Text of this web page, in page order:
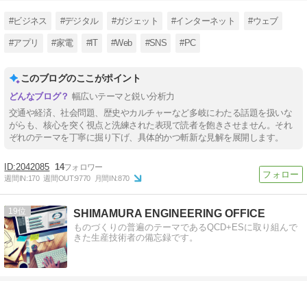
#ビジネス #デジタル #ガジェット #インターネット #ウェブ
#アプリ #家電 #IT #Web #SNS #PC
このブログのここがポイント
幅広いテーマと鋭い分析力
交通や経済、社会問題、歴史やカルチャーなど多岐にわたる話題を扱いな
がらも、核心を突く視点と洗練された表現で読者を飽きさせません。それ
ぞれのテーマを丁寧に掘り下げ、具体的かつ斬新な見解を展開します。
2042085 14
週間IN:170 週間OUT:9770 月間IN:870
19 SHIMAMURA ENGINEERING OFFICE
ものづくりの普遍のテーマであるQCD+ESに取り組んで
きた生産技術者の備忘録です。